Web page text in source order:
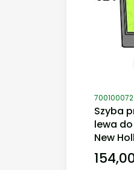
Kod
700100072
Szyba
lewa
New
Cena